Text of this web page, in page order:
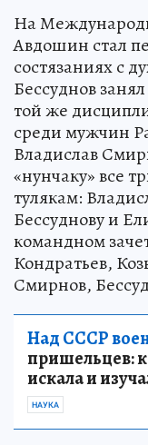
На
Авдошин стал
состязаниях с
Бессуднов
той же
среди мужчин
Владислав
«нунчаку» все
тулякам:
Бессуднову и
командном
Кондратьев,
Смирнов,
Над СССР
пришельцев:
искала и
НАУКА